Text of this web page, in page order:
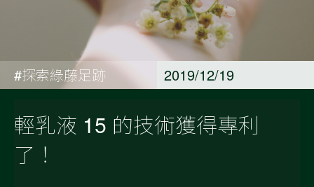
#探索綠藤足跡 2019/12/19
輕乳液 15 的技術獲得專利
了！